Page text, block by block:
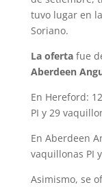
tuvo lugar en
Soriano.
La ofertafue
Aberdeen
En Hereford:
PI y 29
En Aberdeen
vaquillonas PI
Asimismo, se